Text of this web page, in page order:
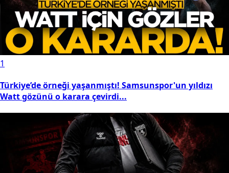
1
Türkiye’de örneği yaşanmıştı! Samsunspor'un yıldızı
Watt gözünü o karara çevirdi...